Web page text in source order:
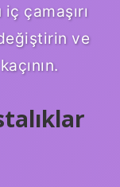
çamaşırı
değiştirin ve